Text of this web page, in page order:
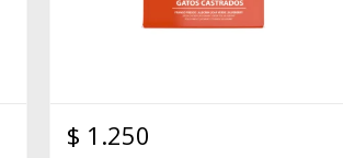
$ 1.250